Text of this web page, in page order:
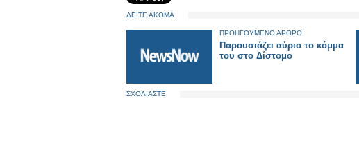
ΔΕΙΤΕ ΑΚΟΜΑ
ΠΡΟΗΓΟΥΜΕΝΟ ΑΡΘΡΟ
Παρουσιάζει αύριο το κόμμα
του στο Δίστομο
ΣΧΟΛΙΑΣΤΕ